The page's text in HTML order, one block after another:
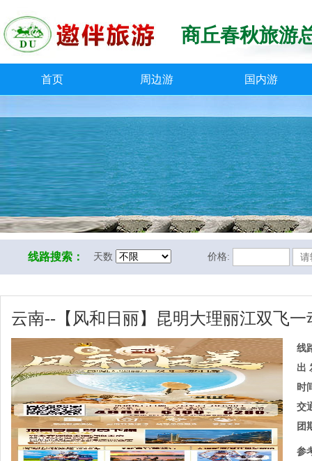
商丘春秋旅游
首页 周边游 国内游
线路搜索： 天数 价格:
云南--【风和日丽】昆明大理丽江双飞一
线
出
时
交
团
参